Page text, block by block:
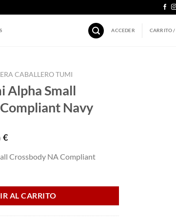
ACCEDER CARRITO /
CABALLERO TUMI
Alpha Small
Navy
€El
actual
247,50 €.
Crossbody NA Compliant
AL CARRITO